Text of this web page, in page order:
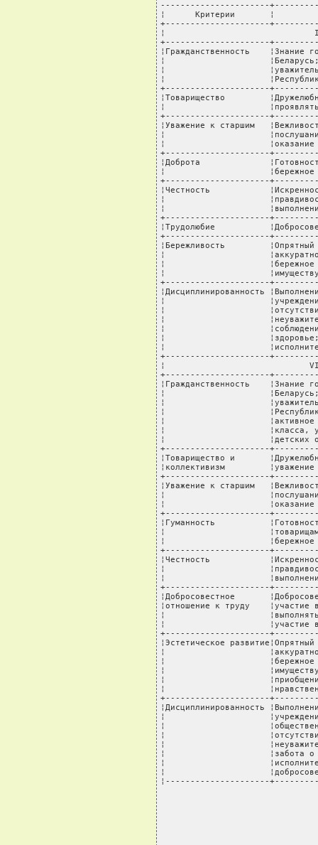
----------------------
¦      Критерии       ¦
+---------------------
¦                              I
+---------------------
¦Гражданственность    ¦Знание
¦
¦                     ¦уважительное
¦
+---------------------
¦Товарищество
¦
+---------------------
¦Уважение к старшим
¦
¦                     ¦оказание
+---------------------
¦Доброта
¦                     ¦бережное
+---------------------
¦Честность
¦
¦
+---------------------
¦Трудолюбие
+---------------------
¦Бережливость
¦
¦                     ¦бережное
¦
+---------------------
¦Дисциплинированность
¦
¦                     ¦отсутствие
¦
¦                     ¦соблюдение
¦
¦
+---------------------
¦                             VI
+---------------------
¦Гражданственность    ¦Знание
¦
¦                     ¦уважительное
¦
¦                     ¦активное
¦                     ¦класса,
¦                     ¦детских
+---------------------
¦Товарищество и
¦коллективизм
+---------------------
¦Уважение к старшим
¦
¦                     ¦оказание
+---------------------
¦Гуманность
¦
¦                     ¦бережное
+---------------------
¦Честность
¦
¦
+---------------------
¦Добросовестное
¦отношение к труду    ¦участие
¦                     ¦выполнять
¦                     ¦участие в
+---------------------
¦Эстетическое
¦
¦                     ¦бережное
¦
¦                     ¦приобщение к
¦
+---------------------
¦Дисциплинированность
¦                     ¦учреждения
¦
¦                     ¦отсутствие
¦
¦                     ¦забота о
¦
¦
¦---------------------